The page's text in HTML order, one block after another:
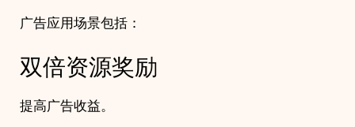
广告应用场景包括：
双倍资源奖励
提高广告收益。